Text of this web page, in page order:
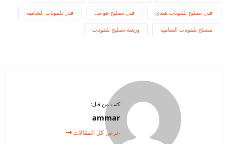
فني تصليح تلفونات هندي فني تصليح هواتف فني تلفونات الشامية
مصلح تلفونات الشامية ورشة تصليح تلفونات
كتب من قبل:
ammar
عرض كل المقالات